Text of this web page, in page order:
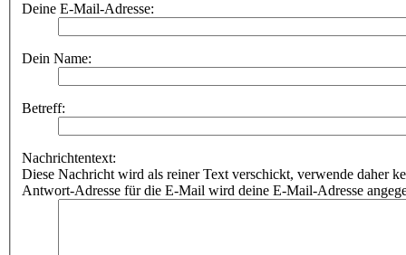
Deine E-Mail-Adresse:
Dein Name:
Betreff:
Nachrichtentext:
Diese Nachricht wird als reiner Text verschickt, verwende daher
Antwort-Adresse für die E-Mail wird deine E-Mail-Adresse